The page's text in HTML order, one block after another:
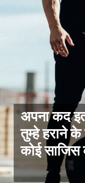
अपना कद
तुम्हे हराने के
कोई